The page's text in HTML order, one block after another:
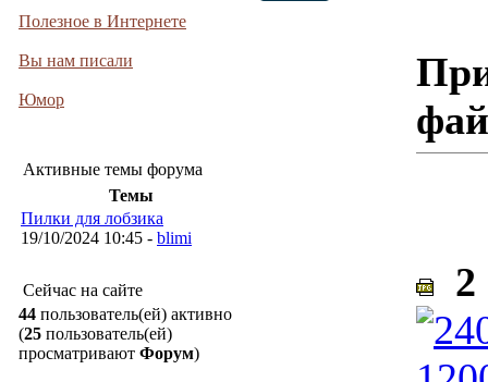
Полезное в Интернете
Вы нам писали
Юмор
Активные темы форума
Темы
Пилки для лобзика
19/10/2024 10:45 - blimi
Сейчас на сайте
44 пользователь(ей) активно
(25 пользователь(ей)
просматривают Форум)
2